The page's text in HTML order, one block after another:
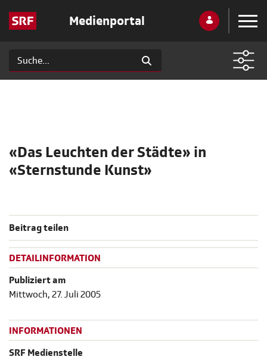
Medienportal
«Das Leuchten der Städte» in
«Sternstunde Kunst»
Beitrag teilen
DETAILINFORMATION
Publiziert am
Mittwoch, 27. Juli 2005
INFORMATIONEN
SRF Medienstelle